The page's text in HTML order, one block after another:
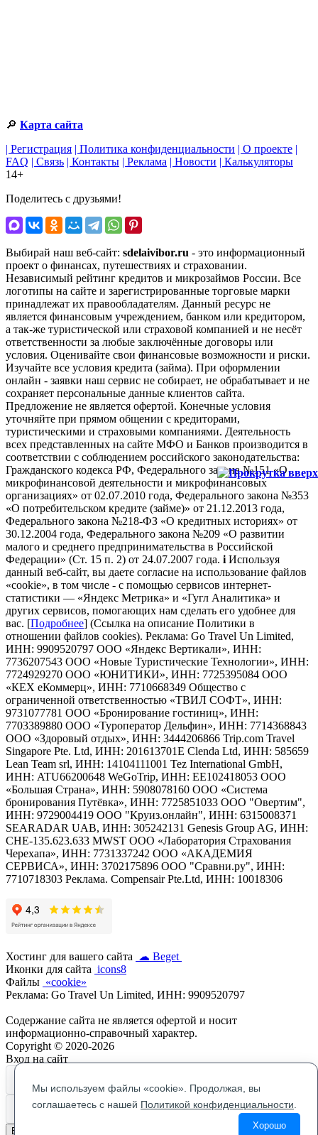
Мы используем файлы «cookie». Продолжая, вы
соглашаетесь с нашей Политикой конфиденциальности
Хорошо
🔎 Карта сайта
| Регистрация | Политика конфиденциальности | О проекте |
FAQ | Связь | Контакты | Реклама | Новости | Калькуляторы
14+
Поделитесь с друзьями!
Выбирай наш веб-сайт: sdelaivibor.ru - это информационный
проект о финансах, путешествиях и страховании.
Независимый рейтинг кредитов и микрозаймов России. Все
логотипы на сайте и зарегистрированные торговые марки
принадлежат их правообладателям. Данный ресурс не
является финансовым учреждением, банком или кредитором,
а так-же туристической или страховой компанией и не несёт
ответственности за любые заключённые договоры или
условия. Оценивайте свои финансовые возможности и риски.
Изучайте все условия кредита (займа). При оформлении
онлайн - заявки наш сервис не собирает, не обрабатывает и не
сохраняет персональные данные клиентов сайта.
Предложение не является офертой. Конечные условия
уточняйте при прямом общении с кредиторами,
туристическими и страховыми компаниями. Деятельность
всех представленных на сайте МФО и Банков производится в
соответствии с соблюдением российского законодательства:
Гражданского кодекса РФ, Федерального закона №151 «О
микрофинансовой деятельности и микрофинансовых
организациях» от 02.07.2010 года, Федерального закона №353
«О потребительском кредите (займе)» от 21.12.2013 года,
Федерального закона №218-ФЗ «О кредитных историях» от
30.12.2004 года, Федерального закона №209 «О развитии
малого и среднего предпринимательства в Российской
Федерации» (Ст. 15 п. 2) от 24.07.2007 года. i Используя
данный веб-сайт, вы даете согласие на использование файлов
«cookie», в том числе - с помощью сервисов интернет-
статистики — «Яндекс Метрика» и «Гугл Аналитика» и
других сервисов, помогающих нам сделать его удобнее для
вас. [Подробнее] (Ссылка на описание Политики в
отношении файлов cookies). Реклама: Go Travel Un Limited,
ИНН: 9909520797 ООО «Яндекс Вертикали», ИНН:
7736207543 ООО «Новые Туристические Технологии», ИНН:
7724929270 ООО «ЮНИТИКИ», ИНН: 7725395084 ООО
«КЕХ еКоммерц», ИНН: 7710668349 Общество с
ограниченной ответственностью «ТВИЛ СОФТ», ИНН:
9731077781 ООО «Бронирование гостиниц», ИНН:
7703389880 ООО «Туроператор Дельфин», ИНН: 7714368843
ООО «Здоровый отдых», ИНН: 3444206866 Trip.com Travel
Singapore Pte. Ltd, ИНН: 201613701E Clenda Ltd, ИНН: 585659
Lean Team srl, ИНН: 14104111001 Tez International GmbH,
ИНН: ATU66200648 WeGoTrip, ИНН: EE102418053 ООО
«Большая Страна», ИНН: 5908078160 ООО «Система
бронирования Путёвка», ИНН: 7725851033 ООО "Овертим",
ИНН: 9729004419 ООО "Круиз.онлайн", ИНН: 6315008371
SEARADAR UAB, ИНН: 305242131 Genesis Group AG, ИНН:
CHE-135.623.633 MWST ООО «Лаборатория Страхования
Черехапа», ИНН: 7731337242 ООО «АКАДЕМИЯ
СЕРВИСА», ИНН: 3702175896 OOO "Сравни.ру", ИНН:
7710718303 Реклама. Compensair Pte.Ltd, ИНН: 10018306
Хостинг для вашего сайта
☁ Beget
Иконки для сайта icons8
Файлы «cookie»
Реклама: Go Travel Un Limited, ИНН: 9909520797
Содержание сайта не является офертой и носит
информационно-справочный характер.
Copyright © 2020-2026
Вход на сайт
Войти на сайт